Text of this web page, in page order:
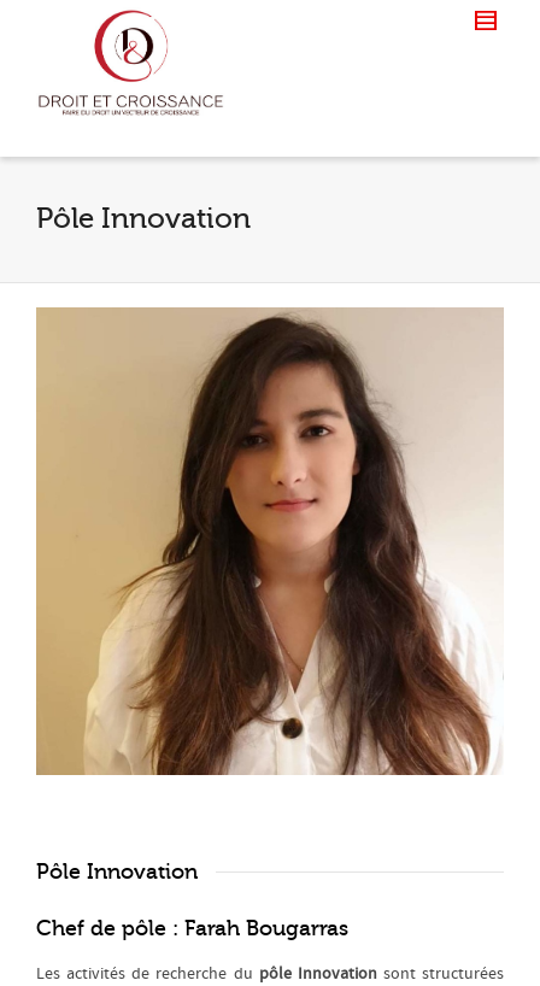
Pôle Innovation
Pôle Innovation
Chef de pôle : Farah Bougarras
Les activités de recherche du pôle Innovationsont structurées